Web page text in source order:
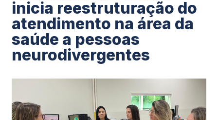
inicia reestruturação do
atendimento na área da
saúde a pessoas
neurodivergentes